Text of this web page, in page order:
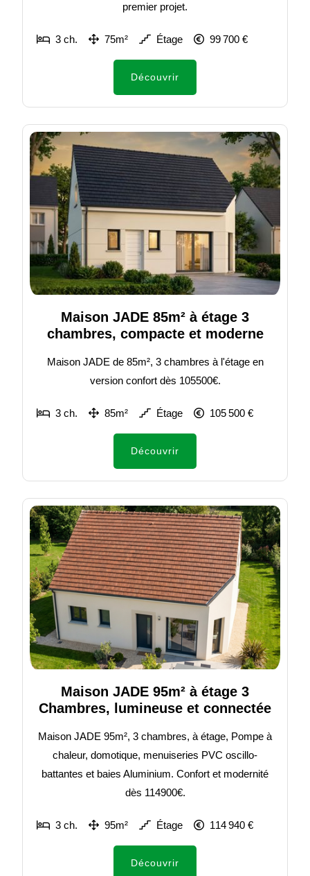
premier projet.
3 ch. 75m² Étage 99 700 €
Découvrir
Maison JADE 85m² à étage 3
chambres, compacte et moderne
Maison JADE de 85m², 3 chambres à l'étage en
version confort dès 105500€.
3 ch. 85m² Étage 105 500 €
Découvrir
Maison JADE 95m² à étage 3
Chambres, lumineuse et connectée
Maison JADE 95m², 3 chambres, à étage, Pompe à
chaleur, domotique, menuiseries PVC oscillo-
battantes et baies Aluminium. Confort et modernité
dès 114900€.
3 ch. 95m² Étage 114 940 €
Découvrir